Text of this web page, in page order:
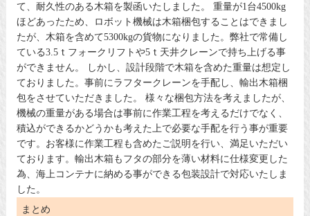
て、耐久性のある木箱を製函いたしました。 重量が1台4500kg
ほどあったため、ロボット機械は木箱梱包することはできまし
たが、木箱を含めて5300kgの貨物になりました。弊社で常備し
ている3.5ｔフォークリフトや5ｔ天井クレーンで持ち上げる事
ができません。 しかし、設計段階で木箱を含めた重量は想定し
ておりました。事前にラフタークレーンを手配し、輸出木箱梱
包をさせていただきました。 様々な梱包方法を考えましたが、
機械の重量がある場合は事前に作業工程を考えるだけでなく、
積込ができるかどうかも考えた上で必要な手配を行う事が重要
です。お客様に作業工程も含めたご説明を行い、満足いただい
ております。輸出木箱もフタの部分を薄い材料に仕様変更した
為、海上コンテナに納める事ができる包装設計で対応いたしま
した。
まとめ